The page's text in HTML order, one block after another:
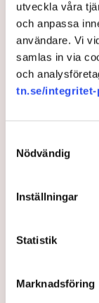
utveckla våra
och anpassa
användare. Vi
samlas in via
och
tn.se/
Nödvändig
Inställningar
Statistik
Marknadsföring
April kan bli
ekonomi med
trappas
rapporterar